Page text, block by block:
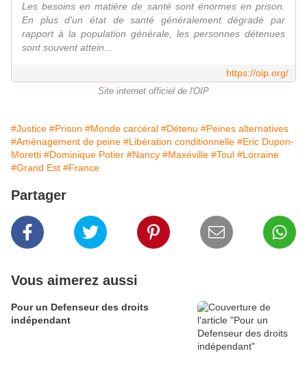
Les besoins en matière de santé sont énormes en prison.
En plus d'un état de santé généralement dégradé par
rapport à la population générale, les personnes détenues
sont souvent attein...
https://oip.org/
Site internet officiel de l'OIP
#Justice #Prison #Monde carcéral #Détenu #Peines alternatives
#Aménagement de peine #Libération conditionnelle #Eric Dupon-
Moretti #Dominique Potier #Nancy #Maxéville #Toul #Lorraine
#Grand Est #France
Partager
Vous aimerez aussi
Pour un Defenseur des droits
indépendant